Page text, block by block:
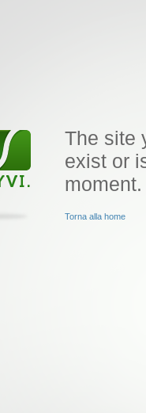
The site
exist or
moment.
Torna alla home